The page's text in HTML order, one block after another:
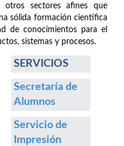
otros sectores afines que
sólida formación científica
de conocimientos para el
sistemas y procesos.
SERVICIOS
Secretaría de
Alumnos
Servicio de
Impresión